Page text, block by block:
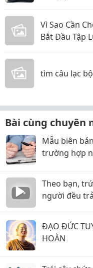
Vì Sao Cần
Bắt Đầu Tập
tìm câu lạc
Bài cùng chuyên
Mẫu biên
trường hợp
Theo bạn,
người đều
ĐẠO ĐỨC
HOÀN